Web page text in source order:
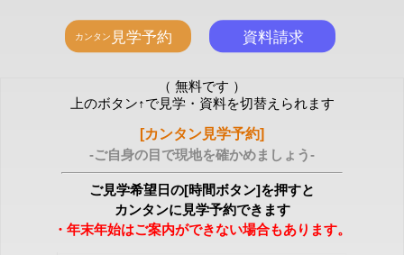
（ 無料です ）
上のボタン↑で見学・資料を切替えられます
[カンタン見学予約]
-ご自身の目で現地を確かめましょう-
ご見学希望日の[時間ボタン]を押すと
カンタンに見学予約できます
・年末年始はご案内ができない場合もあります。